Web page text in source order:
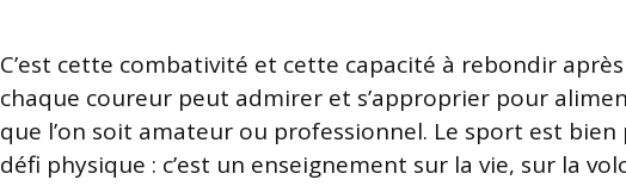
C’est cette combativité et cette capacité à rebondir
chaque coureur peut admirer et s’approprier pour
que l’on soit amateur ou professionnel. Le sport est bien
défi physique : c’est un enseignement sur la vie, sur la